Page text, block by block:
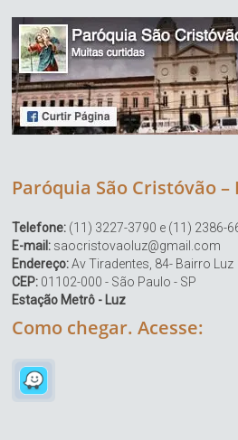
Paróquia São Cristóvão –
Telefone: (11) 3227-3790 e (11) 2386-
E-mail: saocristovaoluz@gmail.com
Endereço:Av Tiradentes, 84- Bairro Luz
CEP: 01102-000 - São Paulo - SP
Estação Metrô - Luz
Como chegar. Acesse: